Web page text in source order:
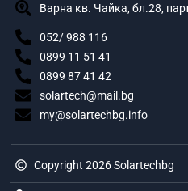
Варна кв. Чайка, бл.28,
052/ 988 116
0899 11 51 41
0899 87 41 42
solartech@mail.bg
my@solartechbg.info
Copyright 2026 Solartechbg